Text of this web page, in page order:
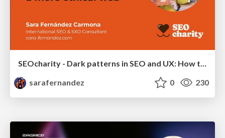
SEOcharity - Dark patterns in SEO and UX: How to avoid them and build a more ethical web
sarafernandez
0 230